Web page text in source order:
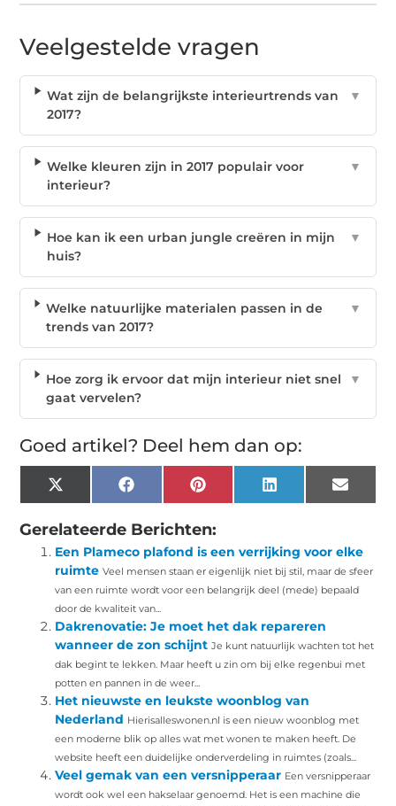
Veelgestelde vragen
Wat zijn de belangrijkste interieurtrends van
2017?
▼
Welke kleuren zijn in 2017 populair voor
interieur?
▼
Hoe kan ik een urban jungle creëren in mijn
huis?
▼
Welke natuurlijke materialen passen in de
trends van 2017?
▼
Hoe zorg ik ervoor dat mijn interieur niet snel
gaat vervelen?
▼
Goed artikel? Deel hem dan op:
X
(Twitter)
Facebook Pinterest LinkedIn Email
Gerelateerde Berichten:
Een Plameco plafond is een verrijking voor elke
ruimte Veel mensen staan er eigenlijk niet bij stil, maar de sfeer
van een ruimte wordt voor een belangrijk deel (mede) bepaald
door de kwaliteit van...
Dakrenovatie: Je moet het dak repareren
wanneer de zon schijnt Je kunt natuurlijk wachten tot het
dak begint te lekken. Maar heeft u zin om bij elke regenbui met
potten en pannen in de weer...
Het nieuwste en leukste woonblog van
Nederland Hierisalleswonen.nl is een nieuw woonblog met
een moderne blik op alles wat met wonen te maken heeft. De
website heeft een duidelijke onderverdeling in ruimtes (zoals...
Veel gemak van een versnipperaar Een versnipperaar
wordt ook wel een hakselaar genoemd. Het is een machine die